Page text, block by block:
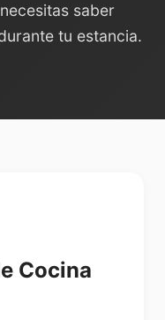
saber
tu estancia.
Cocina